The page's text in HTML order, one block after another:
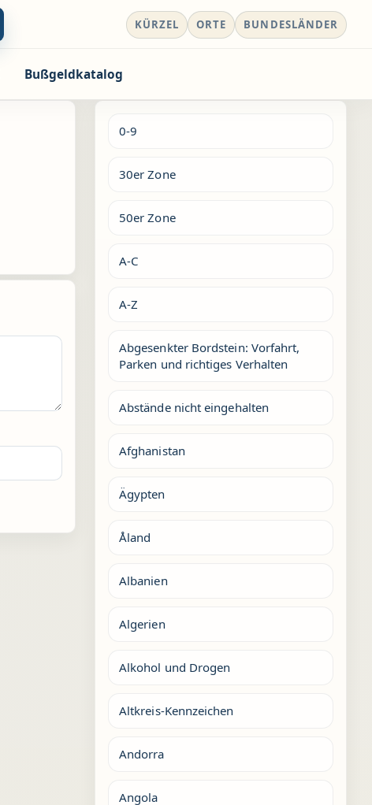
KÜRZEL ORTE BUNDESLÄNDER
Bußgeldkatalog
0-9
30er Zone
50er Zone
A-C
A-Z
Abgesenkter Bordstein: Vorfahrt,
Parken und richtiges Verhalten
Abstände nicht eingehalten
Afghanistan
Ägypten
Åland
Albanien
Algerien
Alkohol und Drogen
Altkreis-Kennzeichen
Andorra
Angola